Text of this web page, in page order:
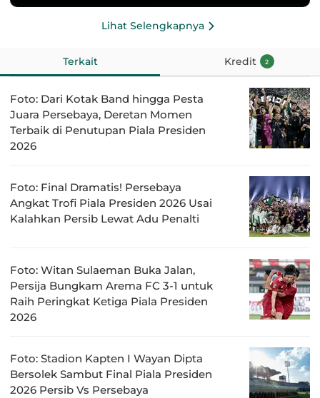
Lihat Selengkapnya
Terkait Kredit 2
Foto: Dari Kotak Band hingga Pesta
Juara Persebaya, Deretan Momen
Terbaik di Penutupan Piala Presiden
2026
Foto: Final Dramatis! Persebaya
Angkat Trofi Piala Presiden 2026 Usai
Kalahkan Persib Lewat Adu Penalti
Foto: Witan Sulaeman Buka Jalan,
Persija Bungkam Arema FC 3-1 untuk
Raih Peringkat Ketiga Piala Presiden
2026
Foto: Stadion Kapten I Wayan Dipta
Bersolek Sambut Final Piala Presiden
2026 Persib Vs Persebaya